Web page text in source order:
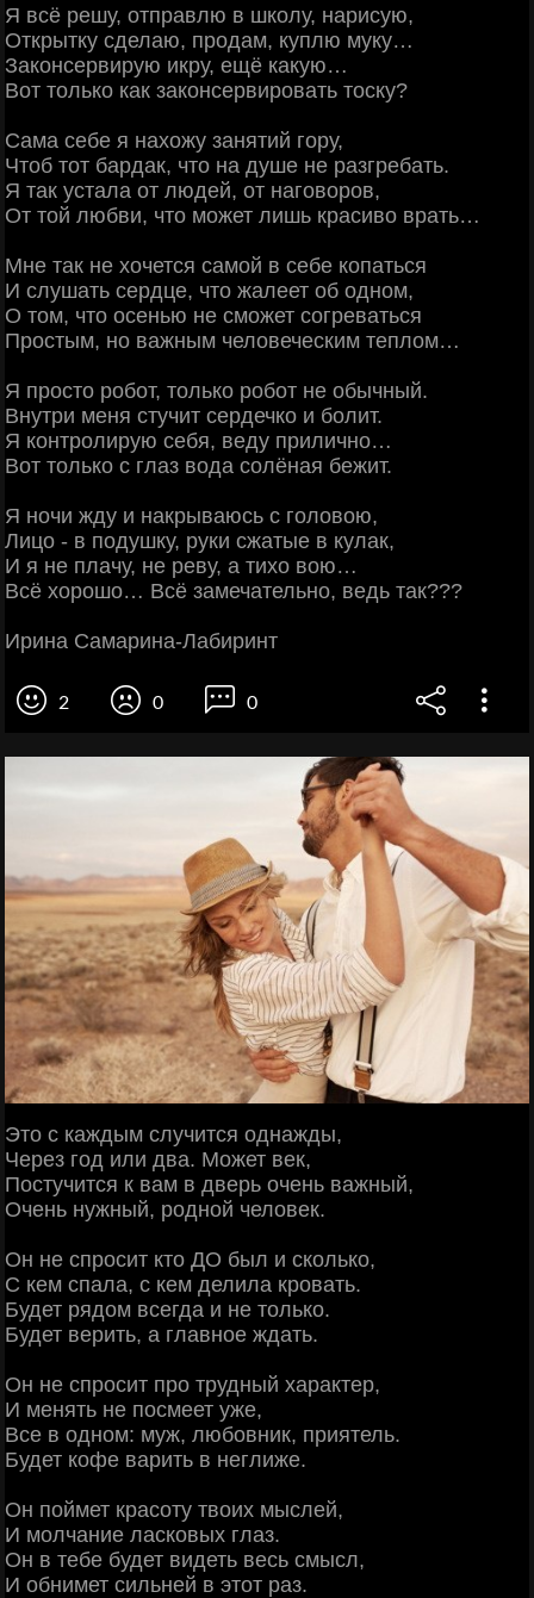
Я всё решу, отправлю в школу, нарисую,
Открытку сделаю, продам, куплю муку…
Законсервирую икру, ещё какую…
Вот только как законсервировать тоску?
Сама себе я нахожу занятий гору,
Чтоб тот бардак, что на душе не разгребать.
Я так устала от людей, от наговоров,
От той любви, что может лишь красиво врать…
Мне так не хочется самой в себе копаться
И слушать сердце, что жалеет об одном,
О том, что осенью не сможет согреваться
Простым, но важным человеческим теплом…
Я просто робот, только робот не обычный.
Внутри меня стучит сердечко и болит.
Я контролирую себя, веду прилично…
Вот только с глаз вода солёная бежит.
Я ночи жду и накрываюсь с головою,
Лицо - в подушку, руки сжатые в кулак,
И я не плачу, не реву, а тихо вою…
Всё хорошо… Всё замечательно, ведь так???
Ирина Самарина-Лабиринт
2 0 0
Это с каждым случится однажды,
Через год или два. Может век,
Постучится к вам в дверь очень важный,
Очень нужный, родной человек.
Он не спросит кто ДО был и сколько,
С кем спала, с кем делила кровать.
Будет рядом всегда и не только.
Будет верить, а главное ждать.
Он не спросит про трудный характер,
И менять не посмеет уже,
Все в одном: муж, любовник, приятель.
Будет кофе варить в неглиже.
Он поймет красоту твоих мыслей,
И молчание ласковых глаз.
Он в тебе будет видеть весь смысл,
И обнимет сильней в этот раз.